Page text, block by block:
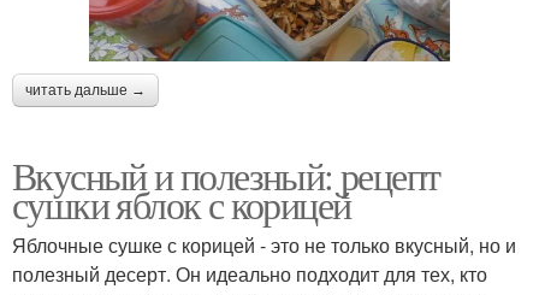
читать дальше →
Вкусный и полезный: рецепт
сушки яблок с корицей
Яблочные сушке с корицей - это не только вкусный, но и
полезный десерт. Он идеально подходит для тех, кто